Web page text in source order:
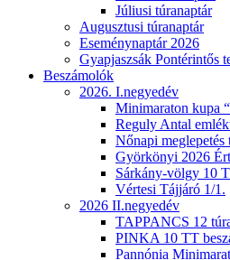
Júliusi túranaptár
Augusztusi túranaptár
Eseménynaptár 2026
Gyapjaszsák Pontérintős
Beszámolók
2026. I.negyedév
Minimaraton kupa
Reguly Antal
Nőnapi meglepetés
Györkönyi 2026
Sárkány-völgy 10
Vértesi Tájjáró 1/1.
2026 II.negyedév
TAPPANCS 12
PINKA 10 TT
Pannónia